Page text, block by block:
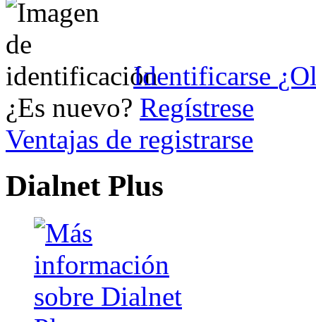
Identificarse
¿Es nuevo? Regístrese
Ventajas de registrarse
Dialnet Plus